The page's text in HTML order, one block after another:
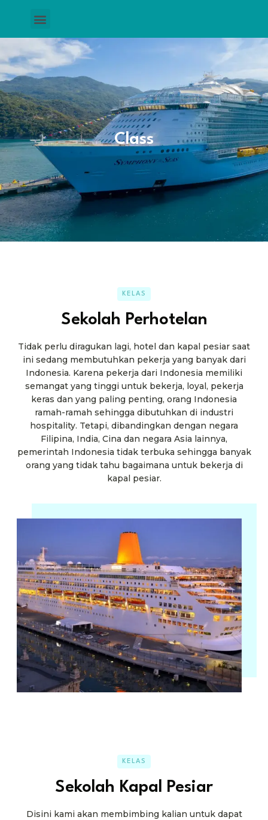
Class
KELAS
Sekolah Perhotelan
Tidak perlu diragukan lagi, hotel dan kapal pesiar saat
ini sedang membutuhkan pekerja yang banyak dari
Indonesia. Karena pekerja dari Indonesia memiliki
semangat yang tinggi untuk bekerja, loyal, pekerja
keras dan yang paling penting, orang Indonesia
ramah-ramah sehingga dibutuhkan di industri
hospitality. Tetapi, dibandingkan dengan negara
Filipina, India, Cina dan negara Asia lainnya,
pemerintah Indonesia tidak terbuka sehingga banyak
orang yang tidak tahu bagaimana untuk bekerja di
kapal pesiar.
KELAS
Sekolah Kapal Pesiar
Disini kami akan membimbing kalian untuk dapat